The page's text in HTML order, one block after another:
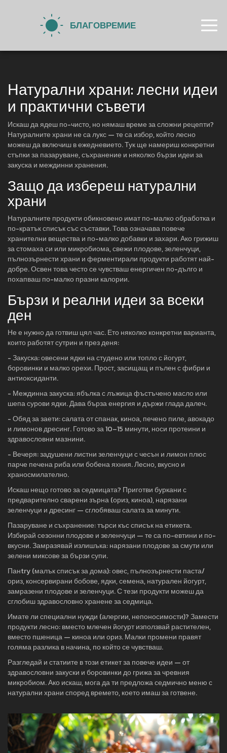
Натурални храни: лесни идеи
и практични съвети
Искаш да ядеш по-чисто, но нямаш време за сложни рецепти?
Натуралните храни не са лукс — те са избор, който лесно
можеш да включиш в ежедневието. Тук ще намериш конкретни
стъпки за пазаруване, съхранение и няколко бързи идеи за
закуска и междинни хранения.
Защо да избереш натурални
храни
Натуралните продукти обикновено имат по-малко обработка и
по-кратък списък със съставки. Това означава повече
хранителни вещества и по-малко добавки и захари. Ако грижиш
за стомаха си или микробиома, свежи плодове, зеленчуци,
пълнозърнести храни и ферментирали продукти работят най-
добре. Освен това често се чувстваш енергичен по-дълго и
похапваш по-малко празни калории.
Бързи и реални идеи за всеки
ден
Не е нужно да готвиш цял час. Ето няколко конкретни варианта,
които работят сутрин и през деня:
- Закуска: овесени ядки на студено или топло с йогурт,
боровинки и малко орехи. Прост, засищащ и пълен с фибри и
антиоксиданти.
- Междинна закуска: ябълка с лъжица фъстъчено масло или
шепа сурови ядки. Дава бърза енергия и държи глада далеч.
- Обяд за заети: салата от спанак, киноа, печено пиле, авокадо
и лимонов дресинг. Готово за 10–15 минути, носи протеини и
здравословни мазнини.
- Вечеря: задушени листни зеленчуци с чесън и лимон плюс
парче печена риба или бобена яхния. Лесно, вкусно и
храносмилателно.
Искаш нещо готово за седмицата? Приготви буркани с
предварително сварени зърна (ориз, киноа), нарязани
зеленчуци и дресинг — сглобяваш салата за минути.
Пазаруване и съхранение: търси къс списък на етикета.
Избирай сезонни плодове и зеленчуци — те са по-евтини и по-
вкусни. Замразявай излишъка: нарязани плодове за смути или
зелени миксове за бързи супи.
Панtry (малък списък за дома): овес, пълнозърнести паста/
ориз, консервирани бобове, ядки, семена, натурален йогурт,
замразени плодове и зеленчуци. С тези продукти можеш да
сглобиш здравословно хранене за седмица.
Имате ли специални нужди (алергии, непоносимости)? Замести
продукти лесно: вместо млечен йогурт използвай растителен,
вместо пшеница — киноа или ориз. Малки промени правят
голяма разлика в начина, по който се чувстваш.
Разгледай и статиите в този етикет за повече идеи — от
здравословни закуски и боровинки до грижа за чревния
микробиом. Ако искаш, мога да ти предложа седмично меню с
натурални храни според времето, което имаш за готвене.